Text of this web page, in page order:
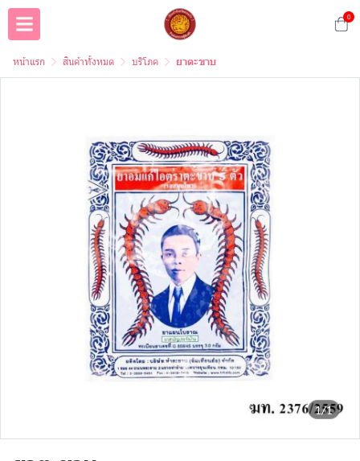
0
หน้าแรก สินค้าทั้งหมด บริโภค ยาตะขาบ
1/1